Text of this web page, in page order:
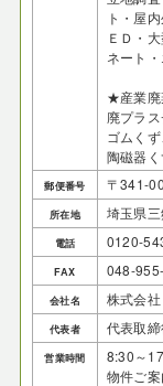
ト・屋
ＥＤ・
ネート
★産業廃
廃プラ
ゴムく
陶磁器
郵便番号 〒341-
所在地 埼玉県
電話 0120-
FAX 048-
会社名 株式会
代表者 代表取
営業時間
8:30～
物件ご